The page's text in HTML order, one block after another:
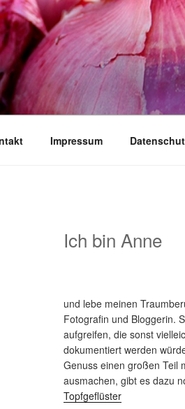
Impressum
Ich bin Anne
und lebe meinen
Fotografin und Bloggerin.
aufgreifen, die sonst
dokumentiert werden
Genuss einen großen Teil
ausmachen, gibt es dazu
Topfgeflüster